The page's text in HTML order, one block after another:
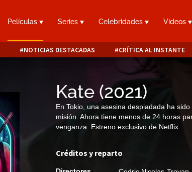
Películas Series Celebridades Videos
NOTICIAS DESTACADAS CRÍTICA AL INSTANTE
Kate (2021)
En Tokio, una asesina despiadada ha
misión. Ahora tiene menos de 24 horas
venganza. Estreno exclusivo de Netflix.
Créditos y reparto